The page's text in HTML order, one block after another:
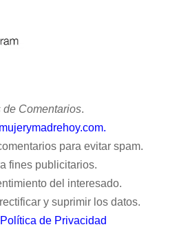
Comentarios.
para evitar spam.
fines publicitarios.
del interesado.
y suprimir los datos.
Política de Privacidad